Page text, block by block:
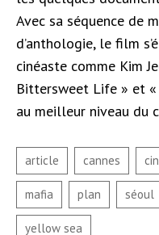
Avec sa séquence de
d’anthologie, le film
cinéaste comme Kim
Bittersweet Life » et «
au meilleur niveau du